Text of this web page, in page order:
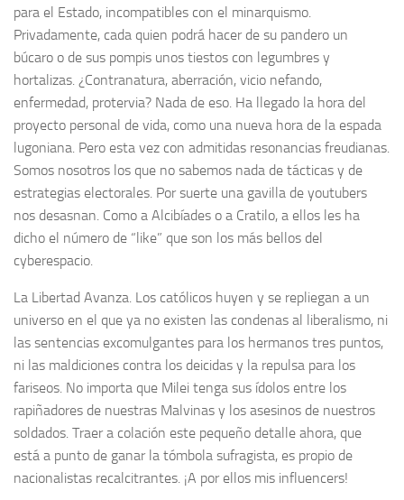
para el Estado, incompatibles con el minarquismo.
Privadamente, cada quien podrá hacer de su pandero un
búcaro o de sus pompis unos tiestos con legumbres y
hortalizas. ¿Contranatura, aberración, vicio nefando,
enfermedad, protervia? Nada de eso. Ha llegado la hora del
proyecto personal de vida, como una nueva hora de la espada
lugoniana. Pero esta vez con admitidas resonancias freudianas.
Somos nosotros los que no sabemos nada de tácticas y de
estrategias electorales. Por suerte una gavilla de youtubers
nos desasnan. Como a Alcibíades o a Cratilo, a ellos les ha
dicho el número de “like” que son los más bellos del
cyberespacio.
La Libertad Avanza. Los católicos huyen y se repliegan a un
universo en el que ya no existen las condenas al liberalismo, ni
las sentencias excomulgantes para los hermanos tres puntos,
ni las maldiciones contra los deicidas y la repulsa para los
fariseos. No importa que Milei tenga sus ídolos entre los
rapiñadores de nuestras Malvinas y los asesinos de nuestros
soldados. Traer a colación este pequeño detalle ahora, que
está a punto de ganar la tómbola sufragista, es propio de
nacionalistas recalcitrantes. ¡A por ellos mis influencers!